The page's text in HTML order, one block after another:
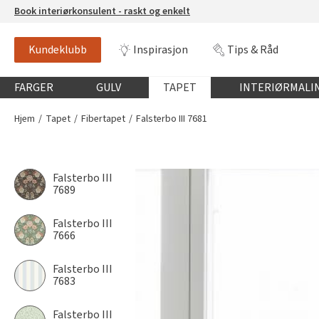
Book interiørkonsulent - raskt og enkelt
Kundeklubb Inspirasjon Tips & Råd
Globalnavigasjon mobil
FARGER GULV TAPET
Hjem Tapet Fibertapet Falsterbo III 7681
Falsterbo III
7689
Falsterbo III
7666
Falsterbo III
7683
Falsterbo III